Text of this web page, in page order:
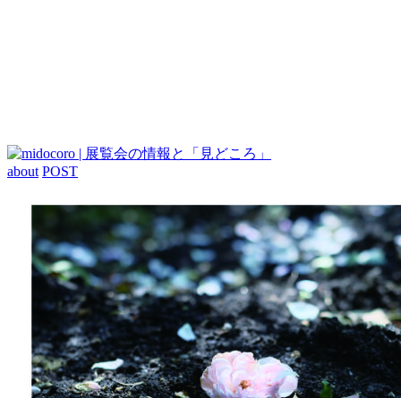
about POST